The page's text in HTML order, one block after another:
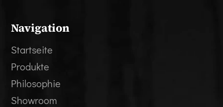
Navigation
Startseite
Produkte
Philosophie
Showroom